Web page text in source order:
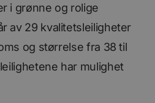
i grønne og rolige
av 29 kvalitetsleiligheter
og størrelse fra 38 til
har mulighet